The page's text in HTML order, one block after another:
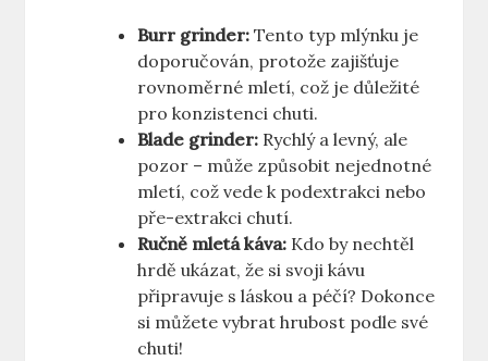
Burr grinder: Tento ⁢typ mlýnku je
doporučován, protože ​zajišťuje
rovnoměrné mletí, což je důležité ​
pro konzistenci chuti.
Blade grinder: Rychlý a levný, ale
pozor – může ‌způsobit nejednotné
mletí, což vede k ⁢podextrakci nebo⁤
pře-extrakci ⁤chutí.
Ručně mletá káva: Kdo by nechtěl
⁣hrdě ukázat, že si svoji kávu
⁢připravuje s láskou a ​péčí? Dokonce
si můžete vybrat hrubost podle své
chuti!